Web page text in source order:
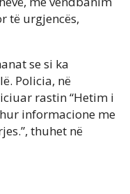
të urgjencës,
se si ka
Policia, në
rastin “Hetim i
informacione me
thuhet në